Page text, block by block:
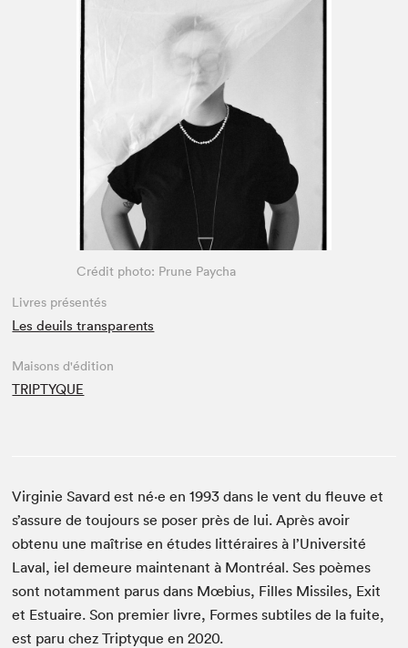
Espace pro
Crédit photo: Prune Paycha
Livres présentés
Les deuils transparents
Maisons d'édition
TRIPTYQUE
Virginie Savard est né·e en 1993 dans le vent du fleuve et
s’assure de toujours se poser près de lui. Après avoir
obtenu une maîtrise en études littéraires à l’Université
Laval, iel demeure maintenant à Montréal. Ses poèmes
sont notamment parus dans Mœbius, Filles Missiles, Exit
et Estuaire. Son premier livre, Formes subtiles de la fuite,
est paru chez Triptyque en 2020.